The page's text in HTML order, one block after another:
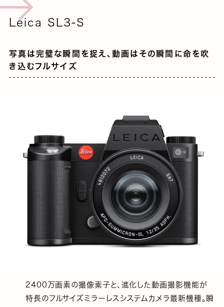
Leica SL3-S
写真は完璧な瞬間を捉え、動画はその瞬間に命を吹
き込むフルサイズ
2400万画素の撮像素子と、進化した動画撮影機能が
特長のフルサイズミラーレスシステムカメラ最新機種。瞬